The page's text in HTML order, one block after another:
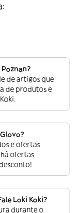
de artigos que
de produtos e
e ofertas
ofertas
Loki Koki?
durante o